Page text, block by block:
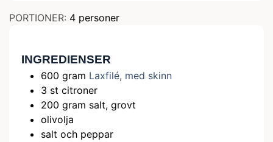
PORTIONER: 4 personer
INGREDIENSER
600 gram Laxfilé, med skinn
3 st citroner
200 gram salt, grovt
olivolja
salt och peppar